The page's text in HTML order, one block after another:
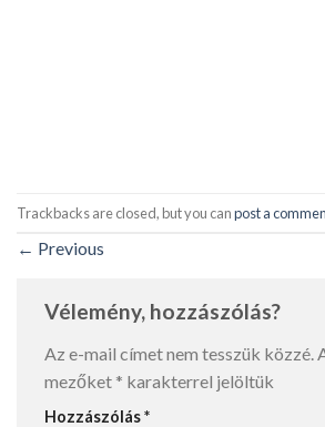
Trackbacks are closed, but you canpost a
← Previous
Vélemény, hozzászólás?
Az e-mail címet nem tesszük közzé.
mezőket * karakterrel jelöltük
Hozzászólás*